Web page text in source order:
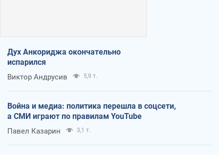
Дух Анкориджа окончательно
испарился
Виктор Андрусив 5,9 т.
Война и медиа: политика перешла в соцсети,
а СМИ играют по правилам YouTube
Павел Казарин 3,1 т.